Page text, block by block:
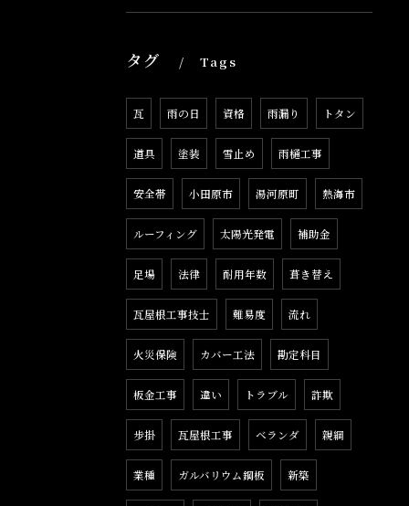
タグ Tags
瓦 雨の日 資格 雨漏り トタン
道具 塗装 雪止め 雨樋工事
安全帯 小田原市 湯河原町 熱海市
ルーフィング 太陽光発電 補助金
足場 法律 耐用年数 葺き替え
瓦屋根工事技士 難易度 流れ
火災保険 カバー工法 勘定科目
板金工事 違い トラブル 詐欺
歩掛 瓦屋根工事 ベランダ 親綱
業種 ガルバリウム鋼板 新築